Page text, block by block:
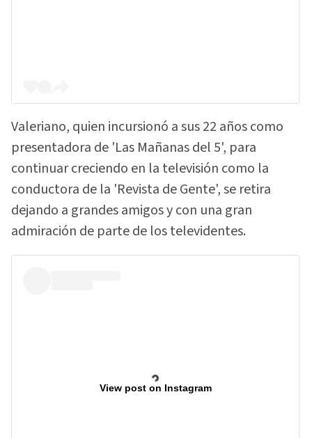
Valeriano, quien incursionó a sus 22 años como
presentadora de 'Las Mañanas del 5', para
continuar creciendo en la televisión como la
conductora de la 'Revista de Gente', se retira
dejando a grandes amigos y con una gran
admiración de parte de los televidentes.
View post on Instagram